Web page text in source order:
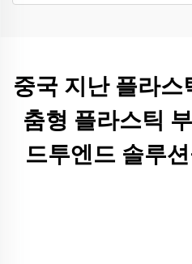
중국 지난 플라
춤형 플라스틱
드투엔드 솔루